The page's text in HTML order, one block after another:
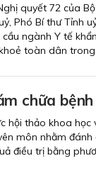
quyết 72 của
Phó Bí thư Tỉnh
ngành Y tế
toàn dân
chữa
hội thảo khoa
môn nhằm
điều trị bằng